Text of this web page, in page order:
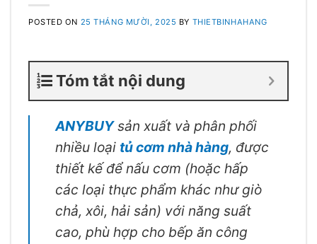
POSTED ON 25 THÁNG MƯỜI, 2025 BY THIETBINHAHANG
Tóm tắt nội dung
ANYBUYsản xuất và phân phối
nhiều loại tủ cơm nhà hàng, được
thiết kế để nấu cơm (hoặc hấp
các loại thực phẩm khác như giò
chả, xôi, hải sản) với năng suất
cao, phù hợp cho bếp ăn công